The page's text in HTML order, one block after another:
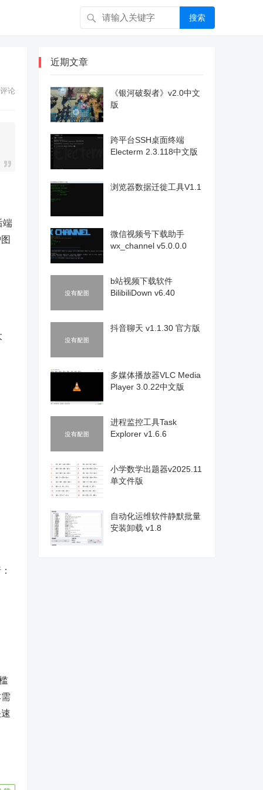
搜索
评论
端
近期文章
《银河破裂者》v2.0中文
版
跨平台SSH桌面终端
Electerm 2.3.118中文版
浏览器数据迁徙工具V1.1
微信视频号下载助手
wx_channel v5.0.0.0
b站视频下载软件
BilibiliDown v6.40
抖音聊天 v1.1.30 官方版
多媒体播放器VLC Media
Player 3.0.22中文版
进程监控工具Task
Explorer v1.6.6
小学数学出题器v2025.11
单文件版
自动化运维软件静默批量
安装卸载 v1.8